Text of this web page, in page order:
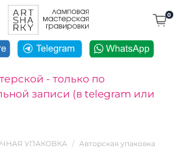
0
- только по
записи (в telegram или
УПАКОВКА Авторская упаковка